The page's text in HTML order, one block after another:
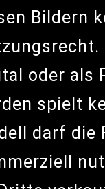
Bildern
oder als
spielt
darf die